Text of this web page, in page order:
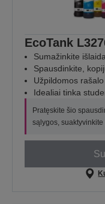
EcoTank
Sumažinkite
Spausdinkite,
Užpildomos
Idealiai tinka
Pratęskite šio
sąlygos,